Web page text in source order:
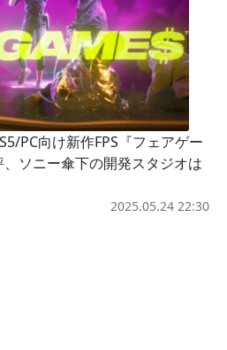
PC向け新作FPS『フェアゲー
ソニー傘下の開発スタジオは
2025.05.24 22:30